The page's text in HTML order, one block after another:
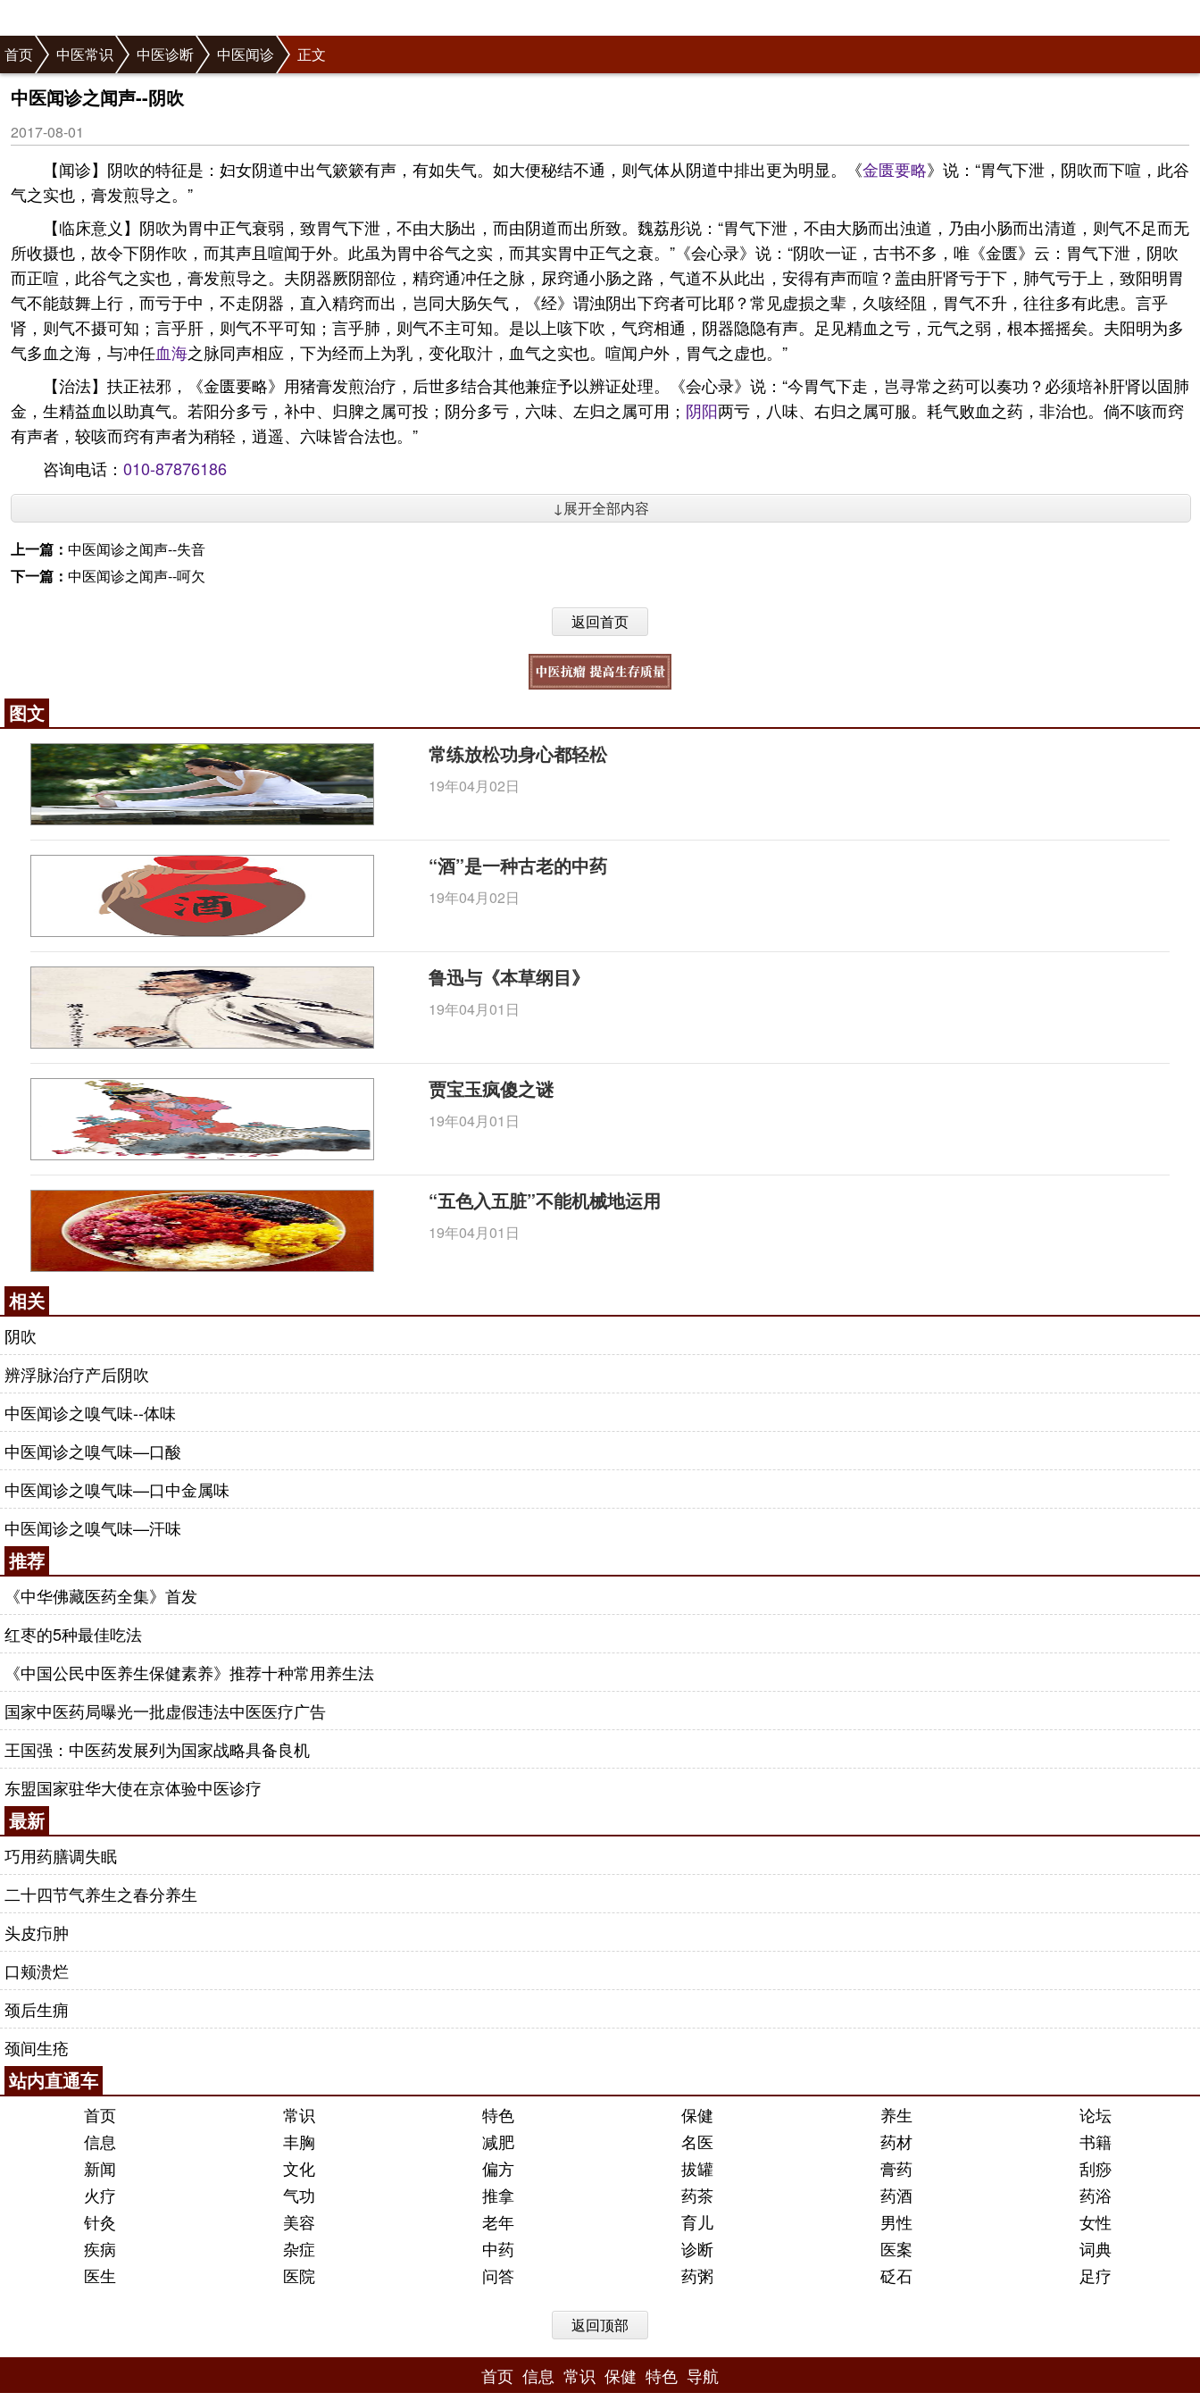
首页 中医常识 中医诊断 中医闻诊 正文
中医闻诊之闻声--阴吹
2017-08-01
【闻诊】阴吹的特征是：妇女阴道中出气簌簌有声，有如失气。如大便秘结不通，则气体从阴道中排出更为明显。《金匮要略》说：“胃气下泄，阴吹而下喧，此谷
气之实也，膏发煎导之。”
【临床意义】阴吹为胃中正气衰弱，致胃气下泄，不由大肠出，而由阴道而出所致。魏荔彤说：“胃气下泄，不由大肠而出浊道，乃由小肠而出清道，则气不足而无
所收摄也，故令下阴作吹，而其声且喧闻于外。此虽为胃中谷气之实，而其实胃中正气之衰。”《会心录》说：“阴吹一证，古书不多，唯《金匮》云：胃气下泄，阴吹
而正喧，此谷气之实也，膏发煎导之。夫阴器厥阴部位，精窍通冲任之脉，尿窍通小肠之路，气道不从此出，安得有声而喧？盖由肝肾亏于下，肺气亏于上，致阳明胃
气不能鼓舞上行，而亏于中，不走阴器，直入精窍而出，岂同大肠矢气，《经》谓浊阴出下窍者可比耶？常见虚损之辈，久咳经阻，胃气不升，往往多有此患。言乎
肾，则气不摄可知；言乎肝，则气不平可知；言乎肺，则气不主可知。是以上咳下吹，气窍相通，阴器隐隐有声。足见精血之亏，元气之弱，根本摇摇矣。夫阳明为多
气多血之海，与冲任血海之脉同声相应，下为经而上为乳，变化取汁，血气之实也。喧闻户外，胃气之虚也。”
【治法】扶正祛邪，《金匮要略》用猪膏发煎治疗，后世多结合其他兼症予以辨证处理。《会心录》说：“今胃气下走，岂寻常之药可以奏功？必须培补肝肾以固肺
金，生精益血以助真气。若阳分多亏，补中、归脾之属可投；阴分多亏，六味、左归之属可用； 阴阳两亏，八味、右归之属可服。耗气败血之药，非治也。倘不咳而窍
有声者，较咳而窍有声者为稍轻，逍遥、六味皆合法也。”
咨询电话： 010-87876186
↓展开全部内容
上一篇： 中医闻诊之闻声--失音
下一篇： 中医闻诊之闻声--呵欠
返回首页
图文
常练放松功身心都轻松
19年04月02日
“酒”是一种古老的中药
19年04月02日
鲁迅与《本草纲目》
19年04月01日
贾宝玉疯傻之谜
19年04月01日
“五色入五脏”不能机械地运用
19年04月01日
相关
阴吹
辨浮脉治疗产后阴吹
中医闻诊之嗅气味--体味
中医闻诊之嗅气味—口酸
中医闻诊之嗅气味—口中金属味
中医闻诊之嗅气味—汗味
推荐
《中华佛藏医药全集》首发
红枣的5种最佳吃法
《中国公民中医养生保健素养》推荐十种常用养生法
国家中医药局曝光一批虚假违法中医医疗广告
王国强：中医药发展列为国家战略具备良机
东盟国家驻华大使在京体验中医诊疗
最新
巧用药膳调失眠
二十四节气养生之春分养生
头皮疖肿
口颊溃烂
颈后生痈
颈间生疮
站内直通车
首页 常识 特色 保健 养生
论坛
信息
丰胸 减肥 名医 药材
书籍
新闻
文化 偏方 拔罐 膏药
刮痧
火疗
气功 推拿 药茶 药酒
药浴
针灸
美容 老年 育儿 男性
女性
疾病
杂症 中药 诊断 医案
词典
医生
医院 问答 药粥 砭石 足疗
返回顶部
首页 信息 常识 保健 特色 导航